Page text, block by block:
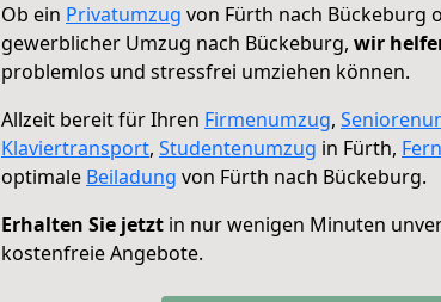
Ob ein Privatumzug von Fürth nach Bückeburg
gewerblicher Umzug nach Bückeburg, wir
problemlos und stressfrei umziehen können.
Allzeit bereit für Ihren Firmenumzug,
Klaviertransport, Studentenumzug in Fürth,
optimale Beiladung von Fürth nach Bückeburg.
Erhalten Sie jetzt in nur wenigen Minuten
kostenfreie Angebote.